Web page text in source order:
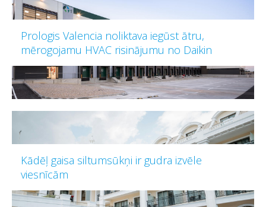
Prologis Valencia noliktava iegūst ātru,
mērogojamu HVAC risinājumu no Daikin
Kādēļ gaisa siltumsūkņi ir gudra izvēle
viesnīcām